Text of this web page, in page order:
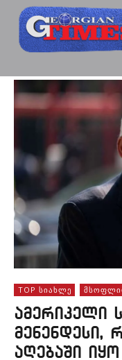
TOP ᲡᲘᲐᲮᲚᲔ
ამერიკელი
მენენდესი,
აღებაში